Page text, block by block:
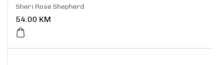
Sheri Rose Shepherd
54.00 KM